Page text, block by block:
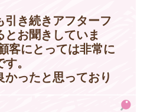
引き続きアフターフ
とお聞きしていま
客にとっては非常に
。
ったと思っており